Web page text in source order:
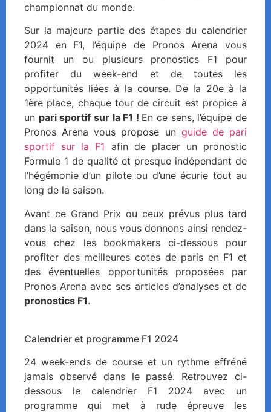
championnat du monde.
Sur la majeure partie des étapes du calendrier
2024 en F1, l’équipe de Pronos Arena vous
fournit un ou plusieurs pronostics F1 pour
profiter du week-end et de toutes les
opportunités liées à la course. De la 20e à la
1ère place, chaque tour de circuit est propice à
un pari sportif sur la F1 ! En ce sens, l’équipe de
Pronos Arena vous propose un guide de pari
sportif sur la F1 afin de placer un pronostic
Formule 1 de qualité et presque indépendant de
l’hégémonie d’un pilote ou d’une écurie tout au
long de la saison.
Avant ce Grand Prix ou ceux prévus plus tard
dans la saison, nous vous donnons ainsi rendez-
vous chez les bookmakers ci-dessous pour
profiter des meilleures cotes de paris en F1 et
des éventuelles opportunités proposées par
Pronos Arena avec ses articles d’analyses et de
pronostics F1.
Calendrier et programme F1 2024
24 week-ends de course et un rythme effréné
jamais observé dans le passé. Retrouvez ci-
dessous le calendrier F1 2024 avec un
programme qui met à rude épreuve les